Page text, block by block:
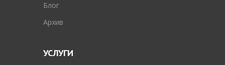
Блог
Архив
УСЛУГИ